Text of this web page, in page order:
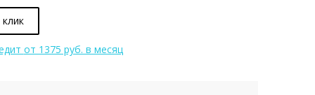
от 1375 руб. в месяц